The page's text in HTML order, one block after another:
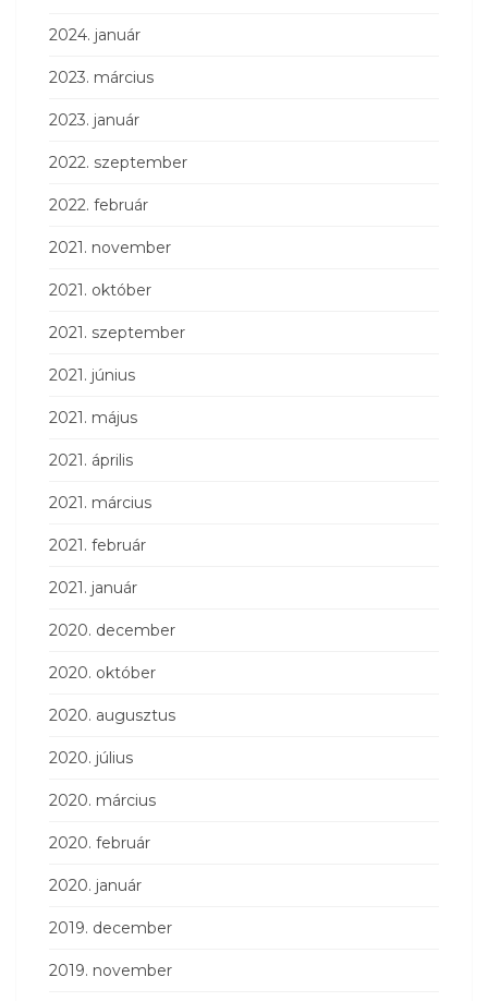
2024. január
2023. március
2023. január
2022. szeptember
2022. február
2021. november
2021. október
2021. szeptember
2021. június
2021. május
2021. április
2021. március
2021. február
2021. január
2020. december
2020. október
2020. augusztus
2020. július
2020. március
2020. február
2020. január
2019. december
2019. november